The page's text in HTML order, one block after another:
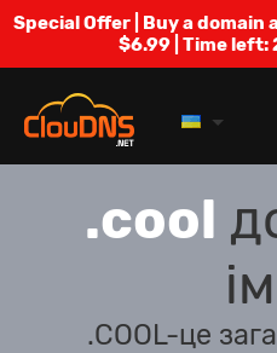
Special Offer | Buy a domain
$6.99 | Time left:
.cool
.COOL-це